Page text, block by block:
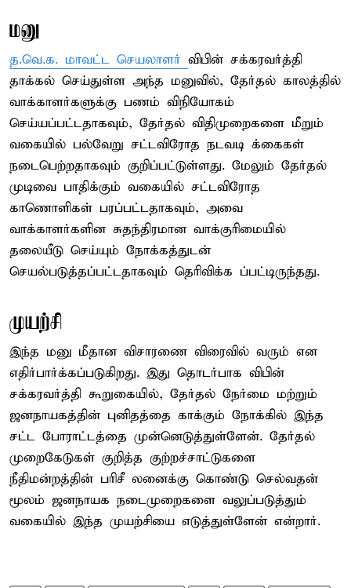
மனு
த.வெ.க. மாவட்ட செயலாளர் விபின் சக்கரவர்த்தி
தாக்கல் செய்துள்ள அந்த மனுவில், தேர்தல் காலத்தில்
வாக்காளர்களுக்கு பணம் விநியோகம்
செய்யப்பட்டதாகவும், தேர்தல் விதிமுறைகளை மீறும்
வகையில் பல்வேறு சட்டவிரோத நடவடி க்கைகள்
நடைபெற்றதாகவும் குறிப்பட்டுள்ளது. மேலும் தேர்தல்
முடிவை பாதிக்கும் வகையில் சட்டவிரோத
காணொளிகள் பரப்பட்டதாகவும், அவை
வாக்காளர்களின சுதந்திரமான வாக்குரிமையில்
தலையீடு செய்யும் நோக்கத்துடன்
செயல்படுத்தப்பட்டதாகவும் தெரிவிக்க ப்பட்டிருந்தது.
முயற்சி
இந்த மனு மீதான விசாரணை விரைவில் வரும் என
எதிர்பார்க்கப்படுகிறது. இது தொடர்பாக விபின்
சக்கரவர்த்தி கூறுகையில், தேர்தல் நேர்மை மற்றும்
ஜனநாயகத்தின் புனிதத்தை காக்கும் நோக்கில் இந்த
சட்ட போராட்டத்தை முன்னெடுத்துள்ளேன். தேர்தல்
முறைகேடுகள் குறித்த குற்றச்சாட்டுகளை
நீதிமன்றத்தின் பரிசீ லனைக்கு கொண்டு செல்வதன்
மூலம் ஜனநாயக நடைமுறைகளை வலுப்படுத்தும்
வகையில் இந்த முயற்சியை எடுத்துள்ளேன் என்றார்.